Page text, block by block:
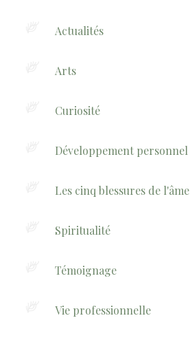
Actualités
Arts
Curiosité
Développement personnel
Les cinq blessures de l'âme
Spiritualité
Témoignage
Vie professionnelle